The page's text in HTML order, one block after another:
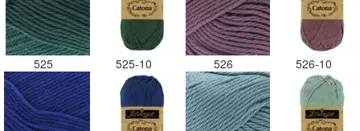
525 525-10 526 526-10